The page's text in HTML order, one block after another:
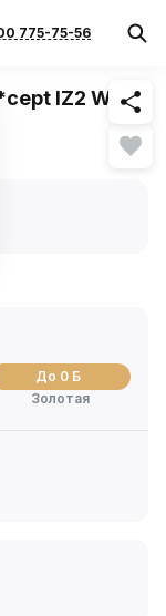
775-75-56Похожие
IZ2 W616
До 0 Б
Золотая